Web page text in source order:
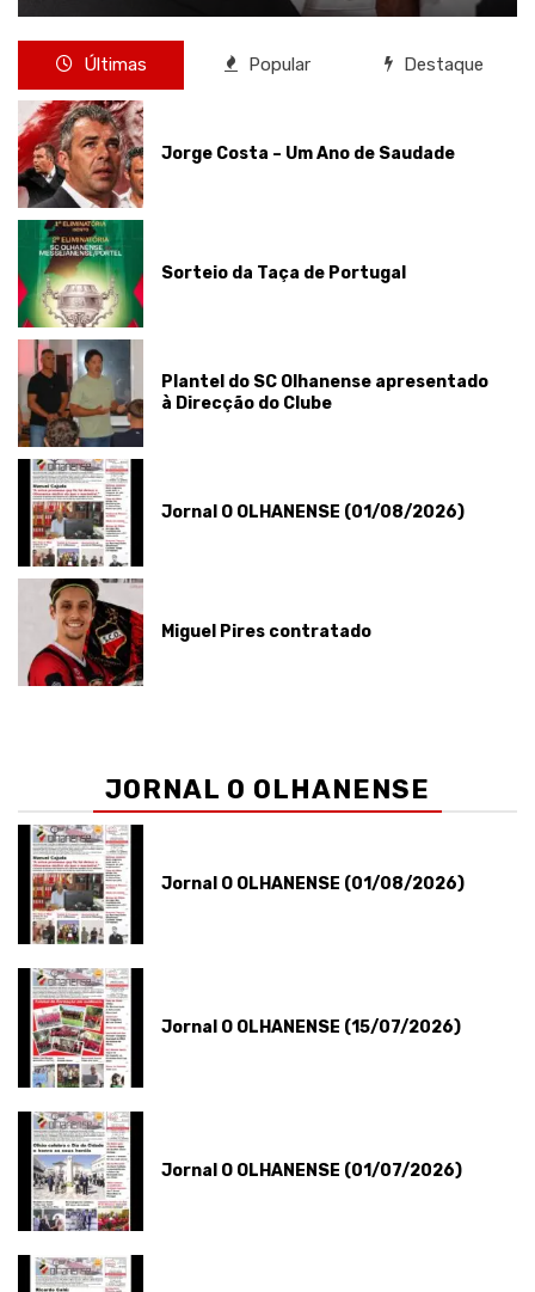
Últimas Popular Destaque
Jorge Costa – Um Ano de Saudade
Sorteio da Taça de Portugal
Plantel do SC Olhanense apresentado
à Direcção do Clube
Jornal O OLHANENSE (01/08/2026)
Miguel Pires contratado
JORNAL O OLHANENSE
Jornal O OLHANENSE (01/08/2026)
Jornal O OLHANENSE (15/07/2026)
Jornal O OLHANENSE (01/07/2026)